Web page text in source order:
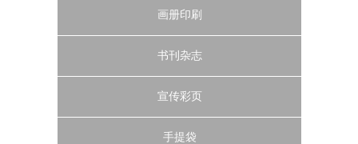
画册印刷
书刊杂志
宣传彩页
手提袋